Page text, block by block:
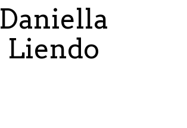
Daniella
Liendo